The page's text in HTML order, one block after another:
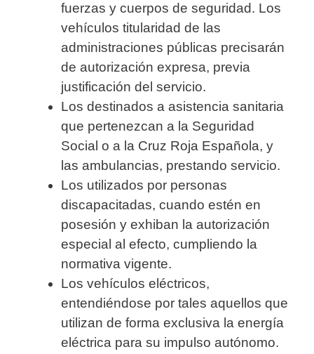
fuerzas y cuerpos de seguridad. Los
vehículos titularidad de las
administraciones públicas precisarán
de autorización expresa, previa
justificación del servicio.
Los destinados a asistencia sanitaria
que pertenezcan a la Seguridad
Social o a la Cruz Roja Española, y
las ambulancias, prestando servicio.
Los utilizados por personas
discapacitadas, cuando estén en
posesión y exhiban la autorización
especial al efecto, cumpliendo la
normativa vigente.
Los vehículos eléctricos,
entendiéndose por tales aquellos que
utilizan de forma exclusiva la energía
eléctrica para su impulso autónomo.